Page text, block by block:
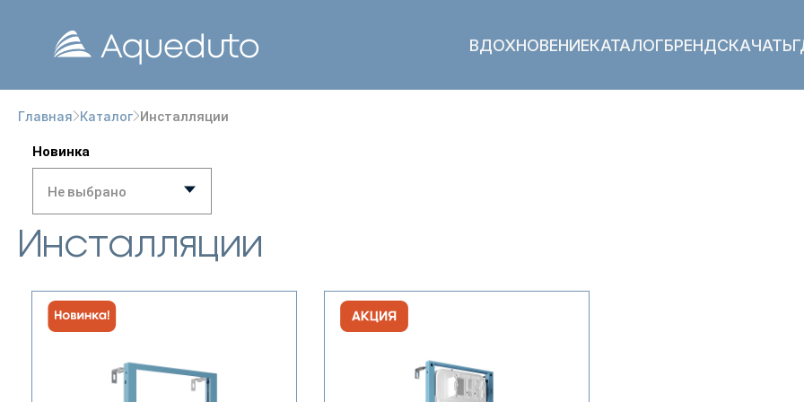
ВДОХНОВЕНИЕКАТАЛОГБРЕНДСКАЧАТЬ
Главная Каталог Инсталляции
Новинка
Не выбрано
Инсталляции